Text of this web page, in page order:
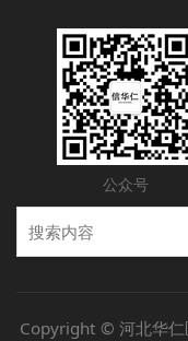
公众号
Copyright © 河北华